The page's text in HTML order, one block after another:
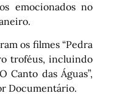
emocionados no
os filmes “Pedra
troféus, incluindo
Canto das Águas”,
Documentário.